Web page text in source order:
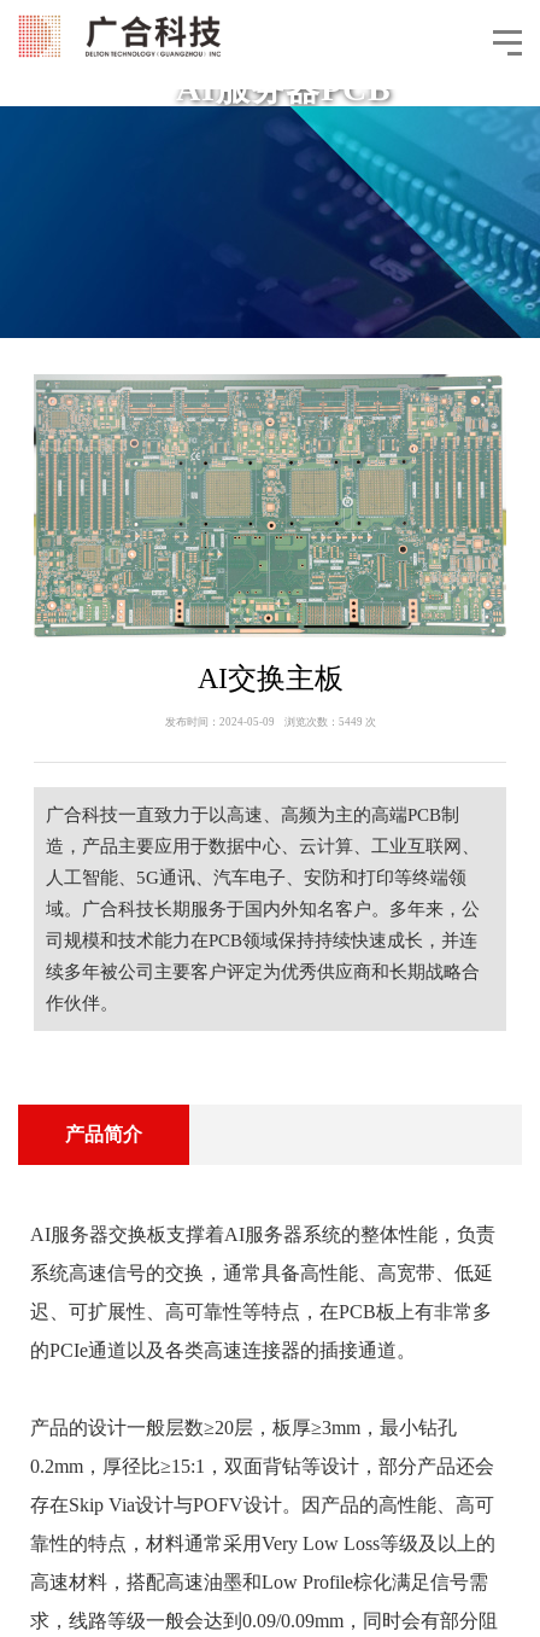
AI服务器PCB
AI交换主板
发布时间：2024-05-09 浏览次数：5449 次
广合科技一直致力于以高速、高频为主的高端PCB制
造，产品主要应用于数据中心、云计算、工业互联网、
人工智能、5G通讯、汽车电子、安防和打印等终端领
域。广合科技长期服务于国内外知名客户。多年来，公
司规模和技术能力在PCB领域保持持续快速成长，并连
续多年被公司主要客户评定为优秀供应商和长期战略合
作伙伴。
产品简介
AI服务器交换板支撑着AI服务器系统的整体性能，负责
系统高速信号的交换，通常具备高性能、高宽带、低延
迟、可扩展性、高可靠性等特点，在PCB板上有非常多
的PCIe通道以及各类高速连接器的插接通道。
产品的设计一般层数≥20层，板厚≥3mm，最小钻孔
0.2mm，厚径比≥15:1，双面背钻等设计，部分产品还会
存在Skip Via设计与POFV设计。因产品的高性能、高可
靠性的特点，材料通常采用Very Low Loss等级及以上的
高速材料，搭配高速油墨和Low Profile棕化满足信号需
求，线路等级一般会达到0.09/0.09mm，同时会有部分阻